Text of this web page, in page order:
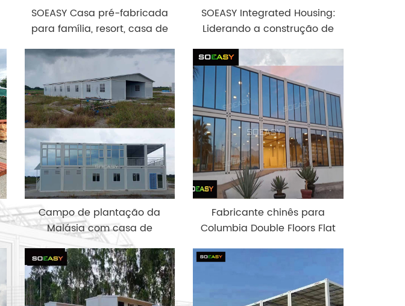
SOEASY Casa pré-fabricada
para família, resort, casa de
Europa
SOEASY Integrated Housing:
Liderando a construção de
inovação modular e
reconhecimento de
autoridade.
Campo de plantação da
Malásia com casa de
contêineres
Fabricante chinês para
Columbia Double Floors Flat
Pack Container House para
showroom de luxo